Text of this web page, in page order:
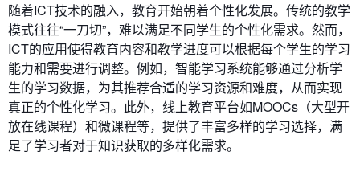
随着ICT技术的融入，教育开始朝着个性化发展。传统的教学
模式往往“一刀切”，难以满足不同学生的个性化需求。然而，
ICT的应用使得教育内容和教学进度可以根据每个学生的学习
能力和需要进行调整。例如，智能学习系统能够通过分析学
生的学习数据，为其推荐合适的学习资源和难度，从而实现
真正的个性化学习。此外，线上教育平台如MOOCs（大型开
放在线课程）和微课程等，提供了丰富多样的学习选择，满
足了学习者对于知识获取的多样化需求。